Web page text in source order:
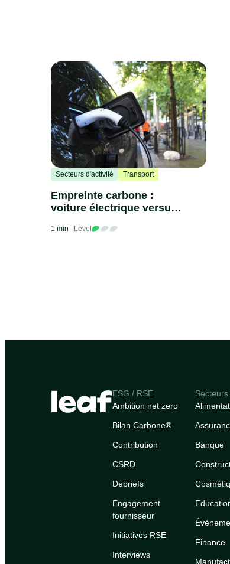
Secteurs d'activité Transport
Empreinte carbone :
voiture électrique versus
1 min Level
ESG / RSE
Ambition net zero
Bilan Carbone®
Contribution
CSRD
Debriefs
Engagement
fournisseur
Initiatives RSE
Interviews
Banque
Finance